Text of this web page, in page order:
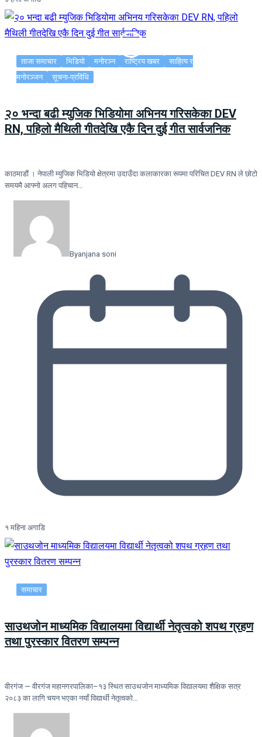
ताजा समाचार भिडियो मनोरञ्न राष्ट्रिय खबर
साहित्य र
मनोरञ्जन
सूचना-प्रविधि
२० भन्दा बढी म्युजिक भिडियोमा अभिनय गरिसकेका DEV
RN, पहिलो मैथिली गीतदेखि एकै दिन दुई गीत सार्वजनिक
काठमाडौं । नेपाली म्युजिक भिडियो क्षेत्रमा उदाउँदा कलाकारका रूपमा परिचित DEV RN ले छोटो
समयमै आफ्नो अलग पहिचान…
Byanjana soni
१ महिना अगाडि
समाचार
साउथजोन माध्यमिक विद्यालयमा विद्यार्थी नेतृत्वको शपथ ग्रहण
तथा पुरस्कार वितरण सम्पन्न
वीरगंज — वीरगंज महानगरपालिका–१३ स्थित साउथजोन माध्यमिक विद्यालयमा शैक्षिक सत्र
२०८३ का लागि चयन भएका नयाँ विद्यार्थी नेतृत्वको…